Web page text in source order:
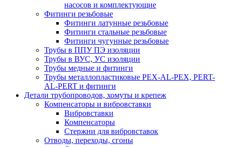
насосов и комплектующие
Фитинги резьбовые
Фитинги латунные резьбовые
Фитинги стальные резьбовые
Фитинги чугунные резьбовые
Трубы в ППУ ПЭ изоляции
Трубы в ВУС, УС изоляции
Трубы медные и фитинги
Трубы металлопластиковые PEX-AL-PEX, PERT-
AL-PERT и фитинги
Детали трубопроводов, хомуты и крепеж
Компенсаторы и вибровставки
Вибровставки
Компенсаторы
Стержни для вибровставок
Отводы, переходы, сгоны